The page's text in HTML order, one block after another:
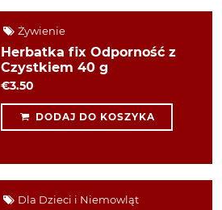
Żywienie
Herbatka fix Odporność z
Czystkiem 40 g
€3.50
DODAJ DO KOSZYKA
Dla Dzieci i Niemowląt